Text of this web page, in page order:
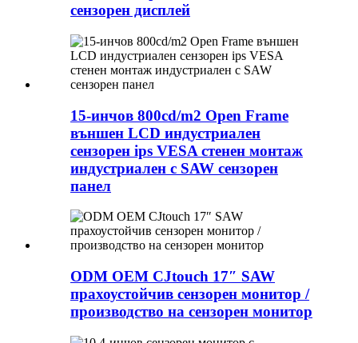
сензорен дисплей
15-инчов 800cd/m2 Open Frame
външен LCD индустриален
сензорен ips VESA стенен монтаж
индустриален с SAW сензорен
панел
ODM OEM CJtouch 17″ SAW
прахоустойчив сензорен монитор /
производство на сензорен монитор